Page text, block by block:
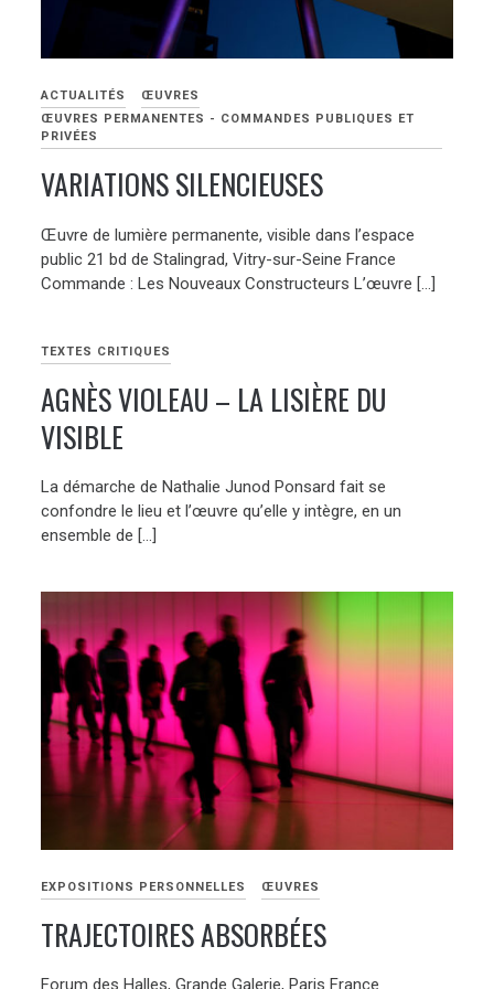
ACTUALITÉS
ŒUVRES
ŒUVRES PERMANENTES - COMMANDES PUBLIQUES ET
PRIVÉES
VARIATIONS SILENCIEUSES
Œuvre de lumière permanente, visible dans l’espace
public 21 bd de Stalingrad, Vitry-sur-Seine France
Commande : Les Nouveaux Constructeurs L’œuvre […]
TEXTES CRITIQUES
AGNÈS VIOLEAU – LA LISIÈRE DU
VISIBLE
La démarche de Nathalie Junod Ponsard fait se
confondre le lieu et l’œuvre qu’elle y intègre, en un
ensemble de […]
EXPOSITIONS PERSONNELLES ŒUVRES
TRAJECTOIRES ABSORBÉES
Forum des Halles, Grande Galerie, Paris France